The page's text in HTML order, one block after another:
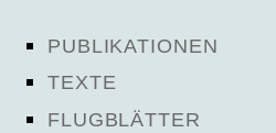
PUBLIKATIONEN
TEXTE
FLUGBLÄTTER